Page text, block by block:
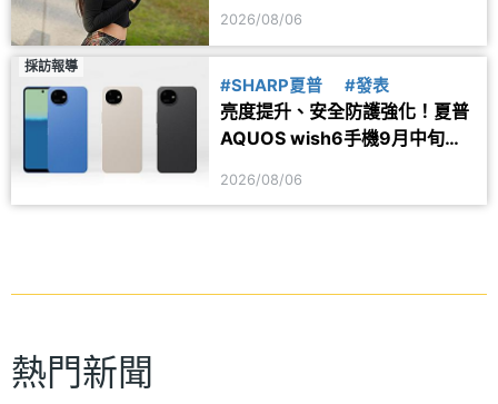
2026/08/06
採訪報導
#SHARP夏普 #發表
亮度提升、安全防護強化！夏普
AQUOS wish6手機9月中旬台
2026/08/06
熱門新聞